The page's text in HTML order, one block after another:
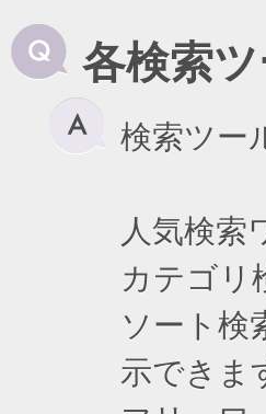
各検索
検索ツー
人気検索
カテゴリ
ソート検
示できま